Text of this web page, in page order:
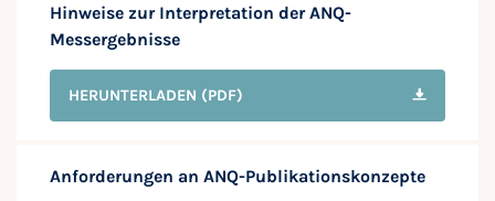
Hinweise zur Interpretation der ANQ-
Messergebnisse
HERUNTERLADEN (PDF)
Anforderungen an ANQ-Publikationskonzepte